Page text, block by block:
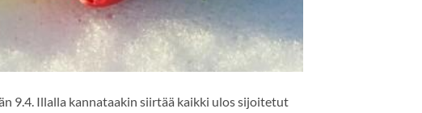
9.4. Illalla kannataakin siirtää kaikki ulos sijoitetut